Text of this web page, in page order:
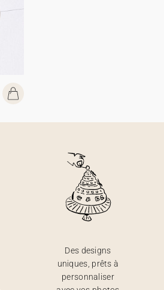
Des designs
uniques, prêts à
personnaliser